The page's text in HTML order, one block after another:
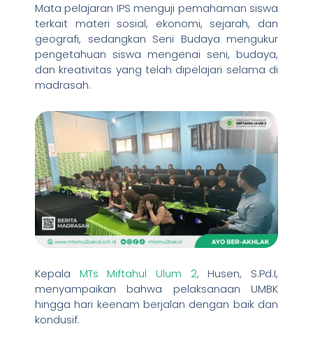
Mata pelajaran IPS menguji pemahaman siswa
terkait materi sosial, ekonomi, sejarah, dan
geografi, sedangkan Seni Budaya mengukur
pengetahuan siswa mengenai seni, budaya,
dan kreativitas yang telah dipelajari selama di
madrasah.
Kepala MTs Miftahul Ulum 2, Husen, S.Pd.I,
menyampaikan bahwa pelaksanaan UMBK
hingga hari keenam berjalan dengan baik dan
kondusif.